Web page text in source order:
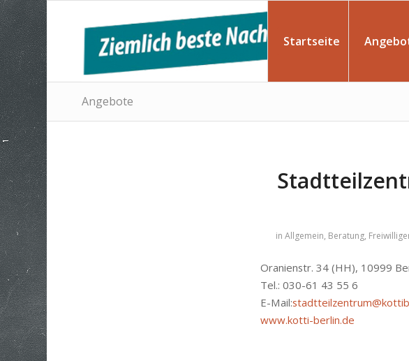
Startseite
Angebote
in Allgemein, Beratung,
Oranienstr. 34 (HH), 10999
Tel.: 030-61 43 55 6
E-Mail:
www.kotti-berlin.de